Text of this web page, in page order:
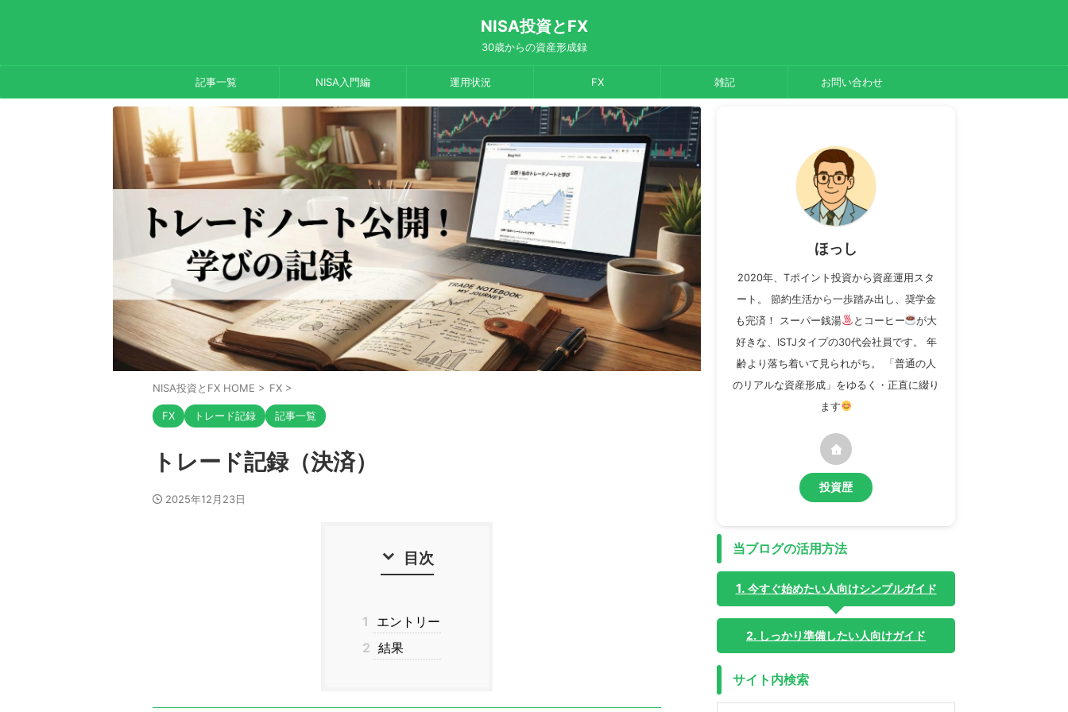
NISA投資とFX
30歳からの資産形成録
記事一覧 NISA入門編 運用状況 FX 雑記 お問い合わせ
NISA投資とFX HOME > FX >
FX トレード記録 記事一覧
トレード記録（決済）
2025年12月23日
目次
1
エントリー
2 結果
ほっし
2020年、Tポイント投資から資産運用スタ
ート。 節約生活から一歩踏み出し、奨学金
も完済！ スーパー銭湯
とコーヒー
が大
好きな、ISTJタイプの30代会社員です。 年
齢より落ち着いて見られがち。 「普通の人
のリアルな資産形成」をゆるく・正直に綴り
ます
投資歴
当ブログの活用方法
今すぐ始めたい人向けシンプルガイド
2. しっかり準備したい人向けガイド
サイト内検索